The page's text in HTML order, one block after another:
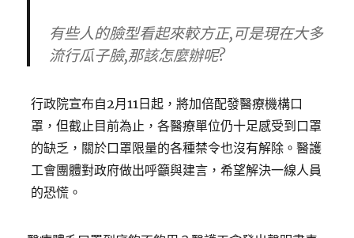
有些人的臉型看起來較方正,可是現在大多
流行瓜子臉,那該怎麼辦呢?
行政院宣布自2月11日起，將加倍配發醫療機構口
罩，但截止目前為止，各醫療單位仍十足感受到口罩
的缺乏，關於口罩限量的各種禁令也沒有解除。醫護
工會團體對政府做出呼籲與建言，希望解決一線人員
的恐慌。